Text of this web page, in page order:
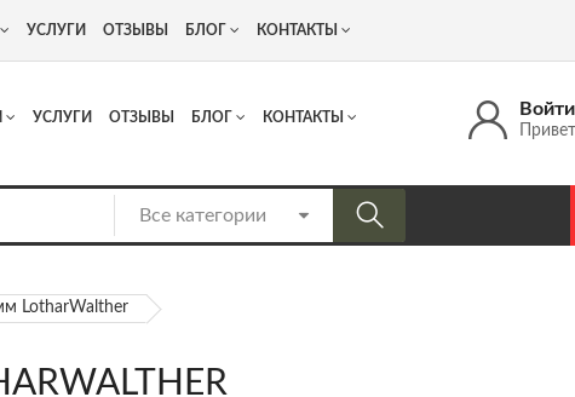
Котельнический проезд 13 +7 (917) 537 17 16
Войти
УСЛУГИ ОТЗЫВЫ БЛОГ КОНТАКТЫ
УСЛУГИ ОТЗЫВЫ БЛОГ КОНТАКТЫ
LotharWalther